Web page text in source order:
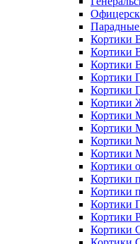
Кортики
Кортики
Кортики
Кортики
Кортики
Кортики
Кортики
Кортики
Кортики
Кортики
Кортики
Кортики
Кортики
Кортики
Кортики
Кортики